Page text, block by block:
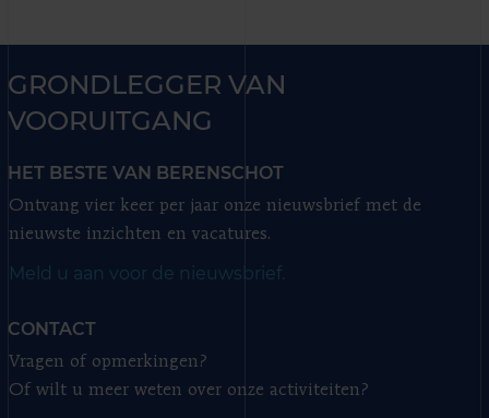
GRONDLEGGER VAN
VOORUITGANG
HET BESTE VAN BERENSCHOT
Ontvang vier keer per jaar onze nieuwsbrief met de
nieuwste inzichten en vacatures.
Meld u aan voor de nieuwsbrief.
CONTACT
Vragen of opmerkingen?
Of wilt u meer weten over onze activiteiten?